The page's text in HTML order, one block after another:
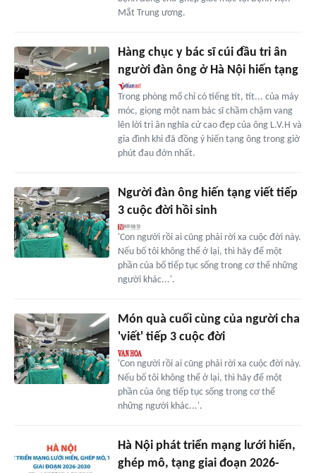
Mắt Trung ương.
Hàng chục y bác sĩ cúi đầu tri ân
người đàn ông ở Hà Nội hiến tạng
Trong phòng mổ chỉ có tiếng tít, tít... của máy
móc, giọng một nam bác sĩ chầm chậm vang
lên lời tri ân nghĩa cử cao đẹp của ông L.V.H và
gia đình khi đã đồng ý hiến tạng ông trong giờ
phút đau đớn nhất.
Người đàn ông hiến tạng viết tiếp
3 cuộc đời hồi sinh
'Con người rồi ai cũng phải rời xa cuộc đời này.
Nếu bố tôi không thể ở lại, thì hãy để một
phần của bố tiếp tục sống trong cơ thể những
người khác...'.
Món quà cuối cùng của người cha
'viết' tiếp 3 cuộc đời
'Con người rồi ai cũng phải rời xa cuộc đời này.
Nếu bố tôi không thể ở lại, thì hãy để một
phần của ông tiếp tục sống trong cơ thể
những người khác...'.
Hà Nội phát triển mạng lưới hiến,
ghép mô, tạng giai đoạn 2026-